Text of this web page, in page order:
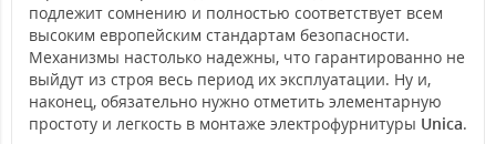
подлежит сомнению и полностью соответствует всем
высоким европейским стандартам безопасности.
Механизмы настолько надежны, что гарантированно не
выйдут из строя весь период их эксплуатации. Ну и,
наконец, обязательно нужно отметить элементарную
простоту и легкость в монтаже электрофурнитуры Unica.